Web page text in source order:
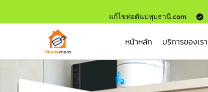
แก้ไขท่อตันปทุมธานี.com
หน้าหลัก บริการของเรา